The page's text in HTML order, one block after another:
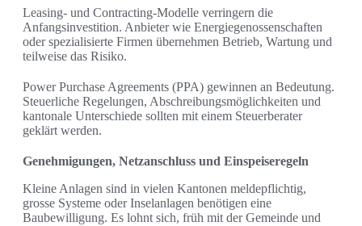
Leasing- und Contracting-Modelle verringern die
Anfangsinvestition. Anbieter wie Energiegenossenschaften
oder spezialisierte Firmen übernehmen Betrieb, Wartung und
teilweise das Risiko.
Power Purchase Agreements (PPA) gewinnen an Bedeutung.
Steuerliche Regelungen, Abschreibungsmöglichkeiten und
kantonale Unterschiede sollten mit einem Steuerberater
geklärt werden.
Genehmigungen, Netzanschluss und Einspeiseregeln
Kleine Anlagen sind in vielen Kantonen meldepflichtig,
grosse Systeme oder Inselanlagen benötigen eine
Baubewilligung. Es lohnt sich, früh mit der Gemeinde und